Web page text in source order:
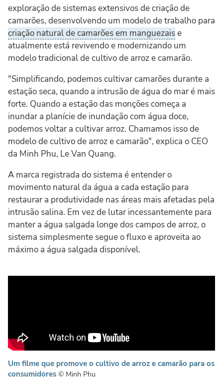
exploração de sistemas extensivos de criação de
camarões, desenvolvendo um modelo de trabalho para
criação natural de camarões em manguezaise
atualmente está revivendo e modernizando um
modelo tradicional de cultivo de arroz e camarão.
"Simplificando, podemos cultivar camarões durante a
estação seca, quando a intrusão de água do mar é mais
forte. Quando a estação das monções começa a
inundar a planície de inundação com água doce,
podemos voltar a cultivar arroz. Chamamos isso de
modelo de cultivo de arroz e camarão", explica o CEO
da Minh Phu, Le Van Quang.
A marca registrada do sistema é entender o
movimento natural da água a cada estação para
restaurar a produtividade nas áreas mais afetadas pela
intrusão salina. Em vez de lutar incessantemente para
manter a água salgada longe dos campos de arroz, o
sistema simplesmente segue o fluxo e aproveita ao
máximo a água salgada disponível.
Um filme que promove o cultivo de arroz e camarão para os
consumidores © Minh Phu